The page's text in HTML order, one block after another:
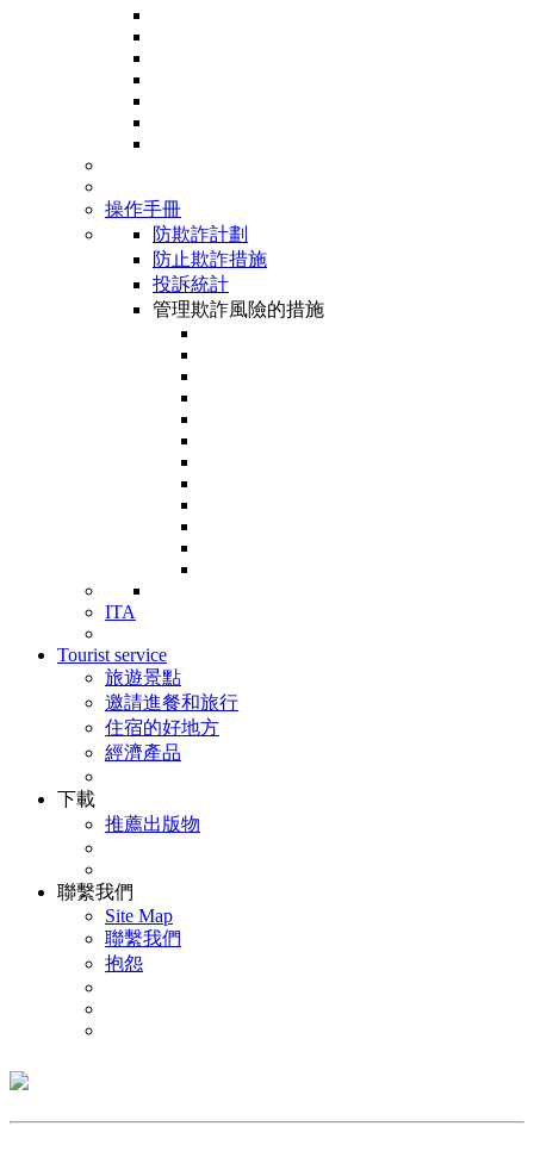
操作手冊
防欺詐計劃
防止欺詐措施
投訴統計
管理欺詐風險的措施
ITA
Tourist service
旅遊景點
邀請進餐和旅行
住宿的好地方
經濟產品
下載
推薦出版物
聯繫我們
Site Map
聯繫我們
抱怨